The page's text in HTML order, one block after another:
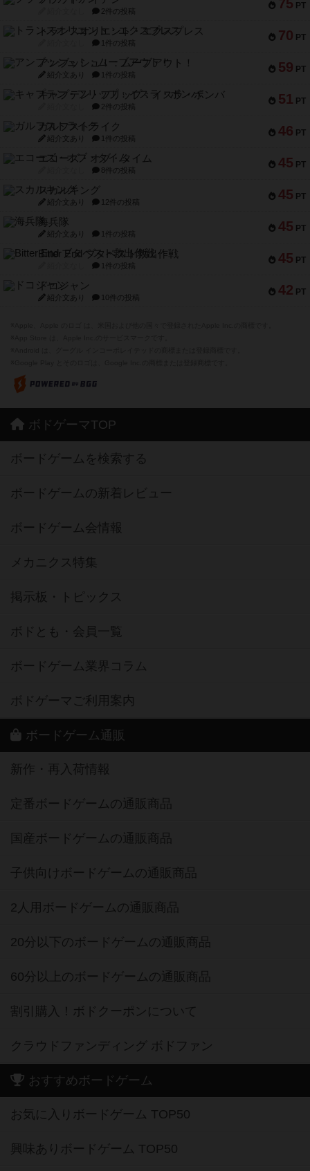
75 PT
2件の投稿
70 PT
トランスオリエント・エクスプレス
1件の投稿
59 PT
アンブッシュ！：ムーブアウト！
紹介文あり 1件の投稿
51 PT
キャプテン・フリップ：イスラ・ボンバ
2件の投稿
46 PT
ガルフストライク
紹介文あり 1件の投稿
45 PT
エコーズ・オブ・タイム
8件の投稿
45 PT
スカルキング
紹介文あり 12件の投稿
45 PT
海兵隊
紹介文あり 1件の投稿
45 PT
Bitter End ブタペスト救出作戦
1件の投稿
42 PT
ドコジャン
紹介文あり 10件の投稿
ボドゲーマTOP
ボードゲームを検索する
ボードゲームの新着レビュー
ボードゲーム会情報
メカニクス特集
掲示板・トピックス
ボドとも・会員一覧
ボードゲーム業界コラム
ボドゲーマご利用案内
ボードゲーム通販
新作・再入荷情報
定番ボードゲームの通販商品
国産ボードゲームの通販商品
子供向けボードゲームの通販商品
2人用ボードゲームの通販商品
20分以下のボードゲームの通販商品
60分以上のボードゲームの通販商品
割引購入！ボドクーポンについて
クラウドファンディング ボドファン
おすすめボードゲーム
お気に入りボードゲーム TOP50
興味ありボードゲーム TOP50